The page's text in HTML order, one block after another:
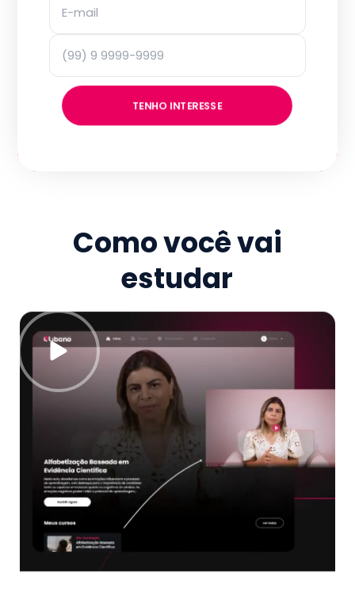
TENHO INTERESSE
Como você vai
estudar